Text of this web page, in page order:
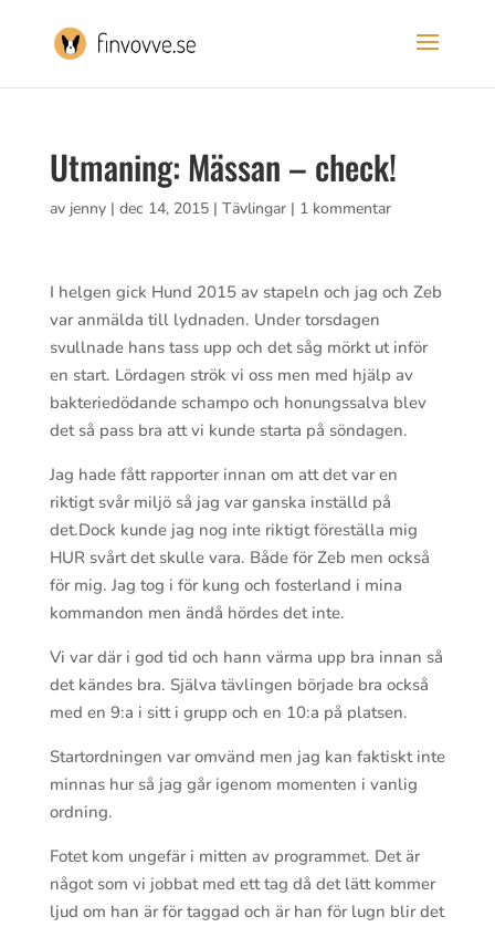
Utmaning: Mässan – check!
av jenny| dec 14, 2015| Tävlingar| 1 kommentar
I helgen gick Hund 2015 av stapeln och jag och Zeb
var anmälda till lydnaden. Under torsdagen
svullnade hans tass upp och det såg mörkt ut inför
en start. Lördagen strök vi oss men med hjälp av
bakteriedödande schampo och honungssalva blev
det så pass bra att vi kunde starta på söndagen.
Jag hade fått rapporter innan om att det var en
riktigt svår miljö så jag var ganska inställd på
det.Dock kunde jag nog inte riktigt föreställa mig
HUR svårt det skulle vara. Både för Zeb men också
för mig. Jag tog i för kung och fosterland i mina
kommandon men ändå hördes det inte.
Vi var där i god tid och hann värma upp bra innan så
det kändes bra. Själva tävlingen började bra också
med en 9:a i sitt i grupp och en 10:a på platsen.
Startordningen var omvänd men jag kan faktiskt inte
minnas hur så jag går igenom momenten i vanlig
ordning.
Fotet kom ungefär i mitten av programmet. Det är
något som vi jobbat med ett tag då det lätt kommer
ljud om han är för taggad och är han för lugn blir det